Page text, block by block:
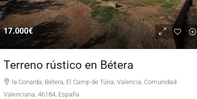
17.000€
Terreno rústico en Bétera
la Conarda, Bétera, El Camp de Túria, Valencia, Comunidad
Valenciana, 46184, España